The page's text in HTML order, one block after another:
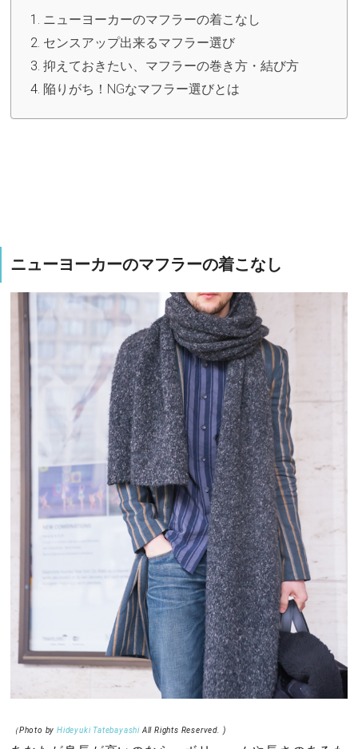
ニューヨーカーのマフラーの着こなし
センスアップ出来るマフラー選び
抑えておきたい、マフラーの巻き方・結び方
陥りがち！NGなマフラー選びとは
ニューヨーカーのマフラーの着こなし
（Photo by Hideyuki Tatebayashi All Rights Reserved. )